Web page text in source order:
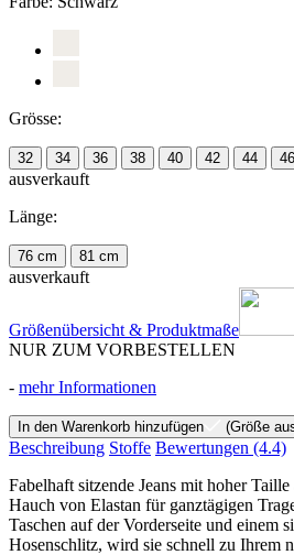
Grösse:
32 34 36 38 40 42 44 46
ausverkauft
Länge:
76 cm 81 cm
ausverkauft
Größenübersicht & Produktmaße
NUR ZUM VORBESTELLEN
- mehr Informationen
In den Warenkorb hinzufügen (Größe
Beschreibung Stoffe Bewertungen (4.4)
Fabelhaft sitzende Jeans mit hoher
Hauch von Elastan für ganztägigen
Taschen auf der Vorderseite und einem
Hosenschlitz, wird sie schnell zu Ihrem